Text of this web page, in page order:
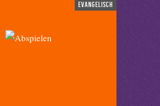
evangelisch